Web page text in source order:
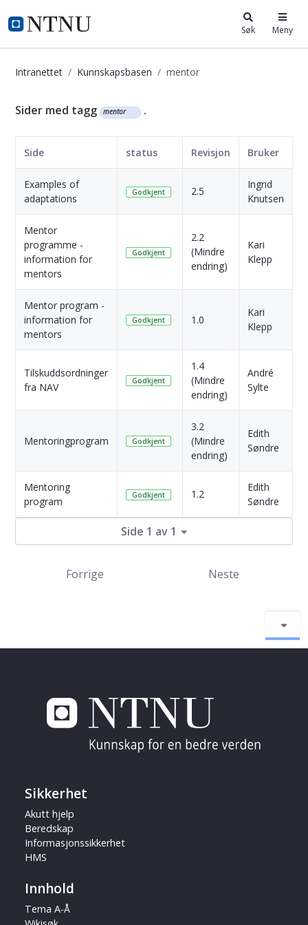
i.ntnu.no Søk Meny
Intranettet Kunnskapsbasen mentor
Kunnskapsbasen
Sider med tagg mentor .
Side status Revisjon Bruker
Examples of
adaptations
Godkjent 2.5
Ingrid
Knutsen
Mentor
programme -
information for
mentors
Godkjent
2.2
(Mindre
endring)
Kari
Klepp
Mentor program -
information for
mentors
Godkjent 1.0
Kari
Klepp
Tilskuddsordninger
fra NAV
Godkjent
1.4
(Mindre
endring)
André
Sylte
Mentoringprogram Godkjent
3.2
(Mindre
endring)
Edith
Søndre
Mentoring
program
Godkjent 1.2
Edith
Søndre
Side 1 av 1
Forrige Neste
Sikkerhet
Akutt hjelp
Beredskap
Informasjonssikkerhet
HMS
Innhold
Tema A-Å